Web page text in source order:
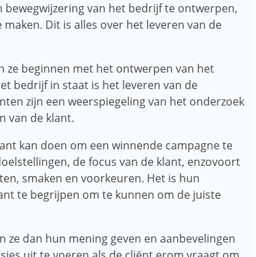
van het bedrijf te ontwerpen,
Dit is alles over het leveren van de
ze beginnen met het ontwerpen van het
bedrijf in staat is het leveren van de
zijn een weerspiegeling van het onderzoek
van de klant.
kan doen om een ​​winnende campagne te
de focus van de klant, enzovoort
smaken en voorkeuren. Het is hun
te begrijpen om te kunnen om de juiste
dan hun mening geven en aanbevelingen